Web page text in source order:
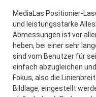
MediaLas Positionier-
und leistungsstarke
Abmessungen ist vor
heben, bei einer sehr
sind vom Benutzer für
einfach abzugleichen
Fokus, also die
Bildlage, eingestellt